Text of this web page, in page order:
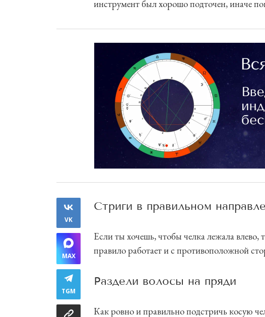
инструмент был хорошо подточен, иначе
VK
MAX
TGM
Стриги в правильном
Если ты хочешь, чтобы челка лежала
правило работает и с противоположной
Раздели волосы на пряди
Как ровно и правильно подстричь косую